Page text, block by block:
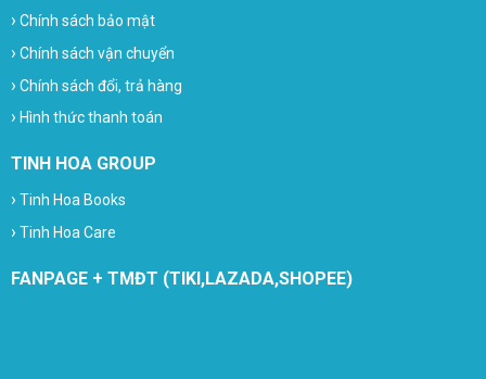
› Chính sách bảo mật
› Chính sách vận chuyển
› Chính sách đổi, trả hàng
› Hình thức thanh toán
TINH HOA GROUP
› Tinh Hoa Books
› Tinh Hoa Care
FANPAGE + TMĐT (TIKI,LAZADA,SHOPEE)